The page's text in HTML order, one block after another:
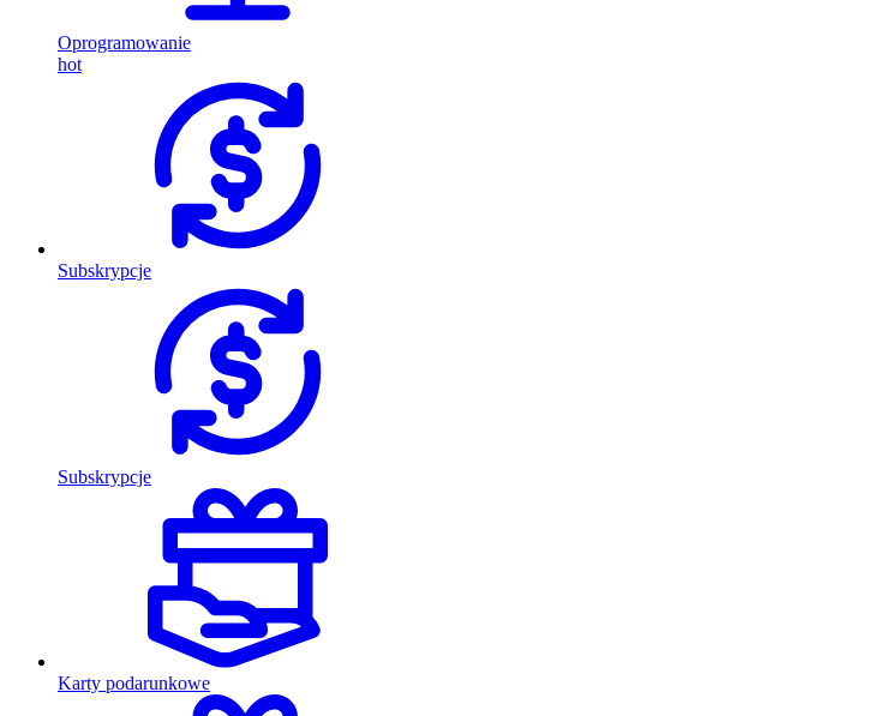
Oprogramowanie
hot
Subskrypcje
Subskrypcje
Karty podarunkowe